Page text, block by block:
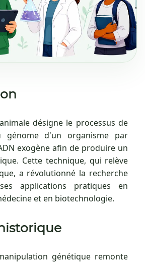
désigne le processus de
génome d'un organisme par
exogène afin de produire un
Cette technique, qui relève
a révolutionné la recherche
applications pratiques en
et en biotechnologie.
génétique remonte